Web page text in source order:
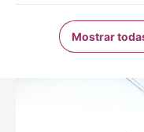
Mostrar